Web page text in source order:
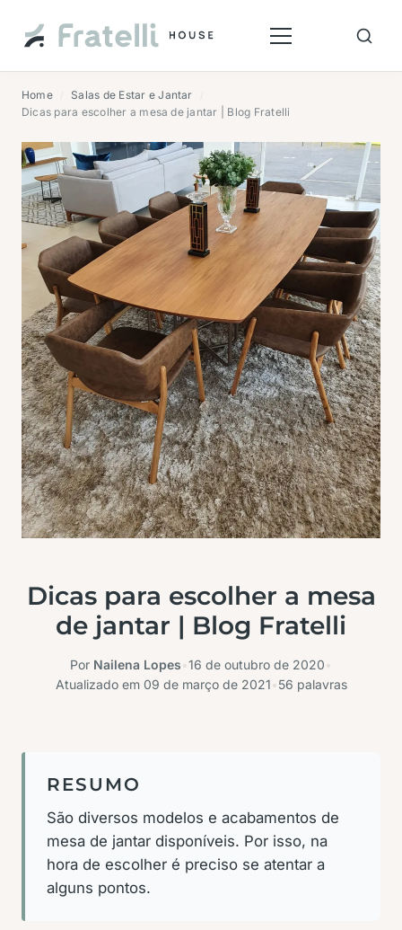
Home Salas de Estar e Jantar
Dicas para escolher a mesa de jantar | Blog Fratelli
Dicas para escolher a mesa
de jantar | Blog Fratelli
Por Nailena Lopes 16 de outubro de 2020
Atualizado em 09 de março de 2021 56 palavras
RESUMO
São diversos modelos e acabamentos de
mesa de jantar disponíveis. Por isso, na
hora de escolher é preciso se atentar a
alguns pontos.